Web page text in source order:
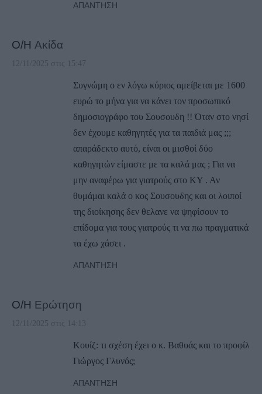
ΑΠΆΝΤΗΣΗ
Ο/Η Ακίδα
12/11/2025 στις 15:47
Συγνώμη ο εν λόγω κύριος αμείβεται με 1600
ευρώ το μήνα για να κάνει τον προσωπικό
δημοσιογράφο του Σουσουδη !! Όταν στο νησί
δεν έχουμε καθηγητές για τα παιδιά μας ;;;
απαράδεκτο αυτό, είναι οι μισθοί δύο
καθηγητών είμαστε με τα καλά μας ; Για να
μην αναφέρω για γιατρούς στο ΚΥ . Αν
θυμάμαι καλά ο κος Σουσουδης και οι λοιποί
της διοίκησης δεν θελανε να ψηφίσουν το
επίδομα για τους γιατρούς τι να πω πραγματικά
τα έχω χάσει .
ΑΠΆΝΤΗΣΗ
Ο/Η Ερώτηση
12/11/2025 στις 14:13
Κουίζ: τι σχέση έχει ο κ. Βαθυάς και το προφίλ
Γιώργος Γλυνός;
ΑΠΆΝΤΗΣΗ